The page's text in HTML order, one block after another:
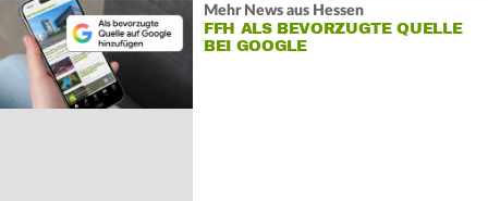
Mehr News aus Hessen
FFH ALS BEVORZUGTE QUELLE
BEI GOOGLE